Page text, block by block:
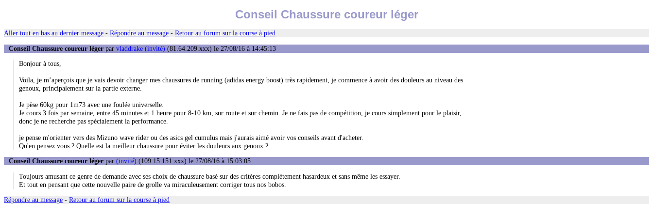
Conseil Chaussure coureur léger
Aller tout en bas au dernier message - Répondre au message - Retour au forum sur la course à pied
Conseil Chaussure coureur léger par vladdrake (invité) (81.64.209.xxx) le 27/08/16 à 14:45:13
Bonjour à tous,
Voila, je m’aperçois que je vais devoir changer mes chaussures de running (adidas energy boost) très rapidement, je commence à avoir des douleurs au niveau des
genoux, principalement sur la partie externe.
Je pèse 60kg pour 1m73 avec une foulée universelle.
Je cours 3 fois par semaine, entre 45 minutes et 1 heure pour 8-10 km, sur route et sur chemin. Je ne fais pas de compétition, je cours simplement pour le plaisir,
donc je ne recherche pas spécialement la performance.
je pense m'orienter vers des Mizuno wave rider ou des asics gel cumulus mais j'aurais aimé avoir vos conseils avant d'acheter.
Qu'en pensez vous ? Quelle est la meilleur chaussure pour éviter les douleurs aux genoux ?
Conseil Chaussure coureur léger par (invité) (109.15.151.xxx) le 27/08/16 à 15:03:05
Toujours amusant ce genre de demande avec ses choix de chaussure basé sur des critères complètement hasardeux et sans même les essayer.
Et tout en pensant que cette nouvelle paire de grolle va miraculeusement corriger tous nos bobos.
Répondre au message - Retour au forum sur la course à pied